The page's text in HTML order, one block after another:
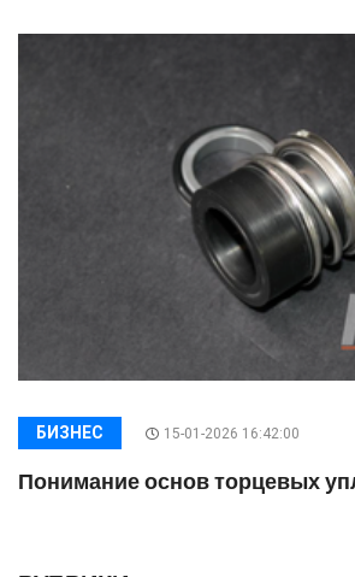
БИЗНЕС 15-01-2026 16:42:00
Понимание основ торцевых